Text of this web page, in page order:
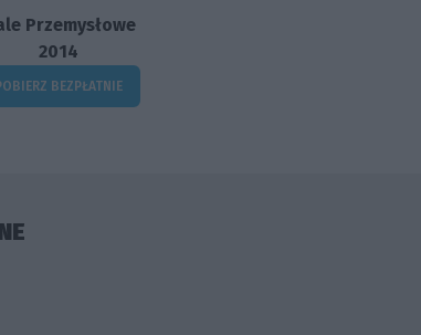
Przemysłowe
2014
BEZPŁATNIE